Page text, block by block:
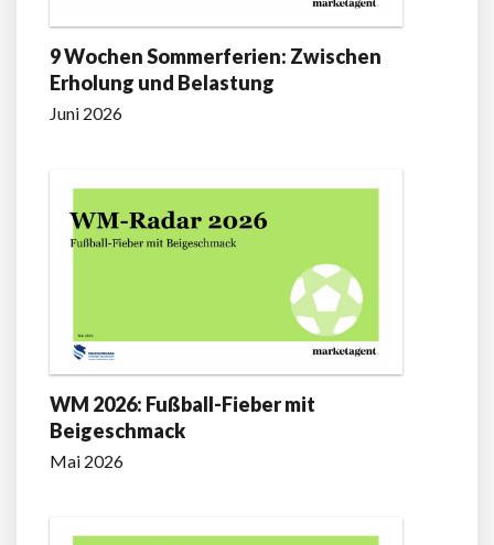
9 Wochen Sommerferien: Zwischen
Erholung und Belastung
Juni 2026
WM 2026: Fußball-Fieber mit
Beigeschmack
Mai 2026